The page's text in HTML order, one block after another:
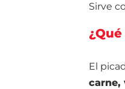
Sirve
El
carne,